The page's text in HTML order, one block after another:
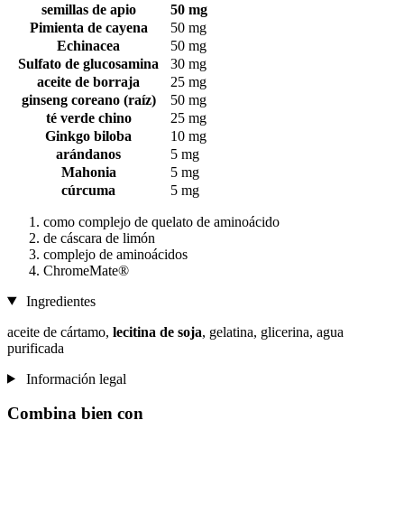
semillas de apio
50 mg
Pimienta de cayena
50 mg
Echinacea
50 mg
Sulfato de glucosamina
30 mg
aceite de borraja
25 mg
ginseng coreano (raíz)
50 mg
té verde chino
25 mg
Ginkgo biloba
10 mg
arándanos
5 mg
Mahonia
5 mg
cúrcuma
5 mg
como complejo de quelato de aminoácido
de cáscara de limón
complejo de aminoácidos
ChromeMate®
Ingredientes
aceite de cártamo, lecitina de soja, gelatina, glicerina, agua
purificada
Información legal
Combina bien con